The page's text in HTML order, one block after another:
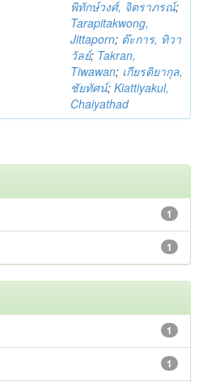
พิทักษ์วงศ์, จิตราภรณ์;
Tarapitakwong,
Jittaporn; ต๊ะการ, ทิวา
วัลย์; Takran,
Tiwawan; เกียรติยากุล,
ชัยทัศน์; Kiattiyakul,
Chaiyathad
1
1
1
1